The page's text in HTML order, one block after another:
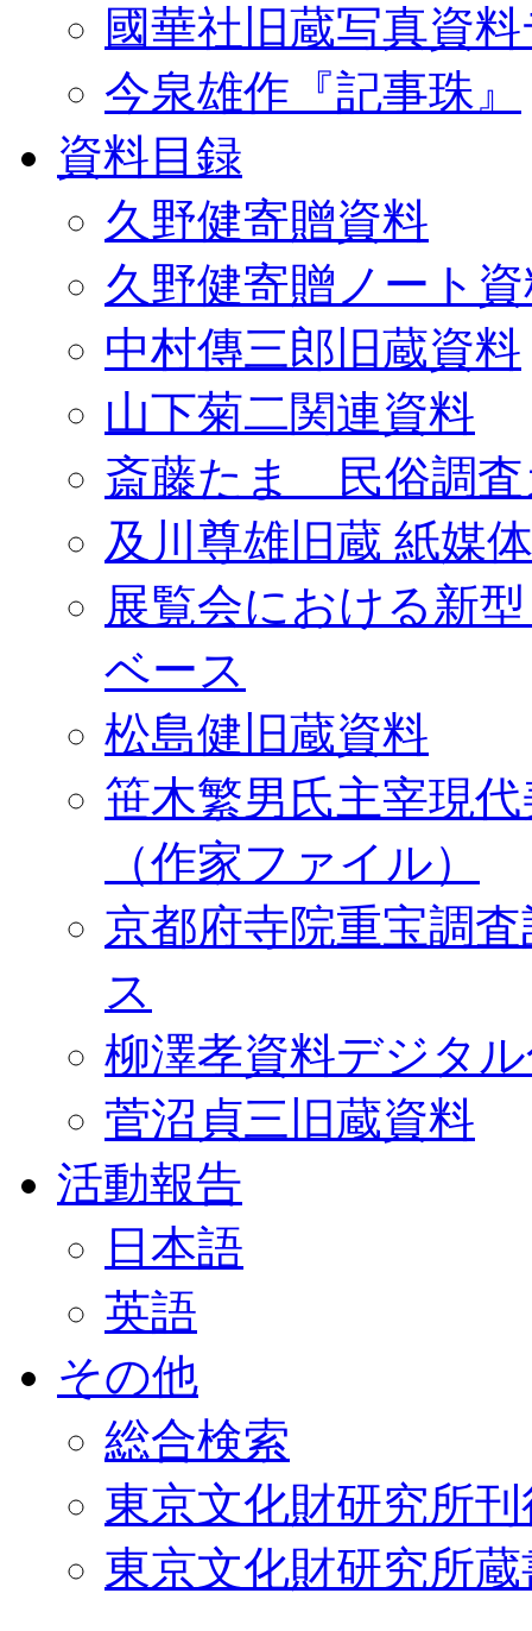
國華社旧蔵写真資
今泉雄作『記事珠』
資料目録
久野健寄贈資料
久野健寄贈ノート
中村傳三郎旧蔵資料
山下菊二関連資料
斎藤たま 民俗調査
及川尊雄旧蔵 紙媒
展覧会における新
ベース
松島健旧蔵資料
笹木繁男氏主宰現
（作家ファイル）
京都府寺院重宝調
ス
柳澤孝資料デジタ
菅沼貞三旧蔵資料
活動報告
日本語
英語
その他
総合検索
東京文化財研究所
東京文化財研究所